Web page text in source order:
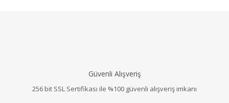
Güvenli Alışveriş
256 bit SSL Sertifikası ile %100 güvenli alışveriş imkanı